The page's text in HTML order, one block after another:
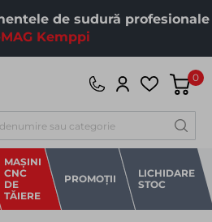
de sudură profesionale
Kemppi
0
MAȘINI
CNC
DE
TĂIERE
PROMOȚII
LICHIDARE
STOC